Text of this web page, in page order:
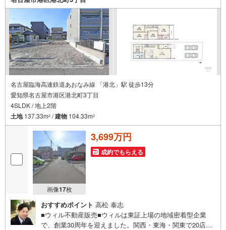
フォームに関することなど、お住まいに関するどんなこと
でもお気軽にご相談ください。
名古屋臨海高速鉄道あおなみ線 「港北」駅 徒歩13分
愛知県名古屋市港区港北町3丁目
4SLDK / 地上2階
土地137.33m2 /建物 104.33m2
画像17枚
3,699万円
成約でもらえる
おすすめポイント 高松 泰志
■ウィル不動産販売■ウィルは東証上場の地域密着型企業
で、創業30周年を迎えました。関西・東海・関東で20店舗